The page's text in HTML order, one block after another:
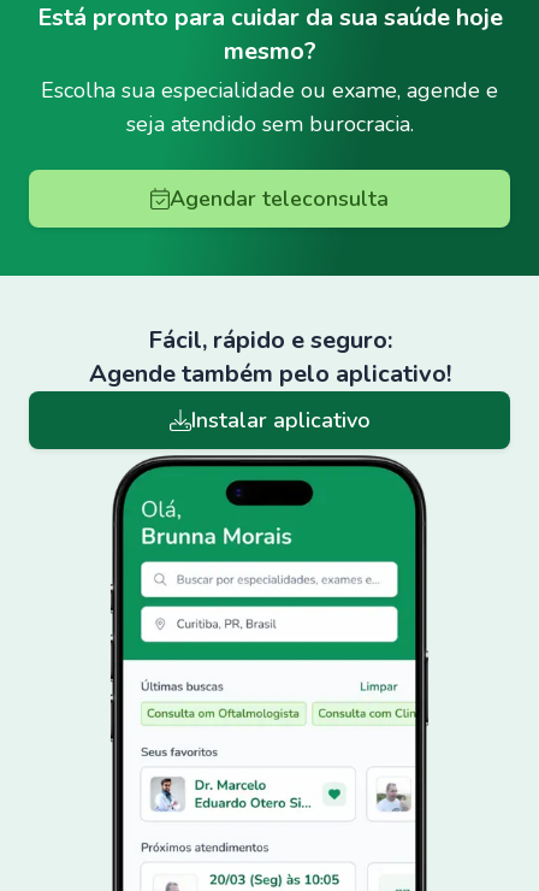
Está pronto para cuidar da sua saúde hoje
mesmo?
Escolha sua especialidade ou exame, agende e
seja atendido sem burocracia.
Agendar teleconsulta
Fácil, rápido e seguro:
Agende também pelo aplicativo!
Instalar aplicativo